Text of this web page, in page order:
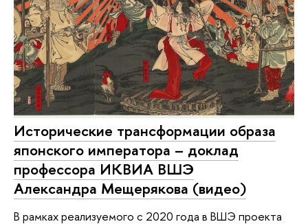
Исторические трансформации образа
японского императора – доклад
профессора ИКВИА ВШЭ
Александра Мещерякова (видео)
В рамках реализуемого с 2020 года в ВШЭ проекта